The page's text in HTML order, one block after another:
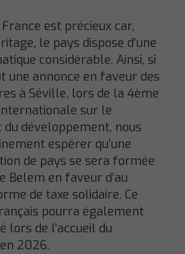
France est précieux car,
le pays dispose d’une
considérable. Ainsi, si
une annonce en faveur des
à Séville, lors de la 4ème
sur le
développement, nous
espérer qu’une
de pays se sera formée
Belem en faveur d’au
de taxe solidaire. Ce
pourra également
lors de l’accueil du
2026.